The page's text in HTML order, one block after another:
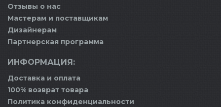
Отзывы о нас
Мастерам и поставщикам
Дизайнерам
Партнерская программа
ИНФОРМАЦИЯ:
Доставка и оплата
100% возврат товара
Политика конфиденциальности